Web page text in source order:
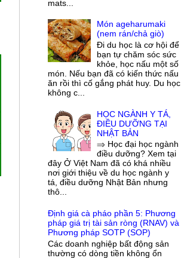
mats...
Món ageharumaki
(nem rán/chả giò)
Đi du học là cơ hội để
bạn tự chăm sóc sức
khỏe, học nấu một số
món. Nếu bạn đã có kiến thức nấu
ăn rồi thì cố gắng phát huy. Du học
không c...
HỌC NGÀNH Y TÁ,
ĐIỀU DƯỠNG TẠI
NHẬT BẢN
⇒ Học đại học ngành
điều dưỡng? Xem tại
đây Ở Việt Nam đã có khá nhiều
nơi giới thiệu về du học ngành y
tá, điều dưỡng Nhật Bản nhưng
thô...
Định giá cà pháo phần 5: Phương
pháp giá trị tài sản ròng (RNAV) và
Phương pháp SOTP (SOP)
Các doanh nghiệp bất động sản
thường có dòng tiền không ổn